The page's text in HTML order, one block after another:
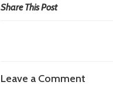
Share This Post
Leave a Comment